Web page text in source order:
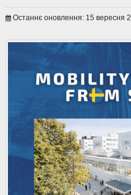
Останнє оновлення: 15 вересня